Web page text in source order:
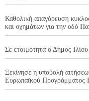
Καθολική απαγόρευση
και οχημάτων για την οδό
Σε ετοιμότητα ο Δήμος
Ξεκίνησε η υποβολή
Ευρωπαϊκού